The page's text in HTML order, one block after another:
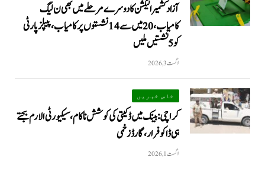
آزاد کشمیر الیکشن کا دوسرے مرحلے میں بھی ن لیگ
کامیاب، 20 میں سے 14 نشستوں پر کامیاب، پیپلزپارٹی
کو 5 نشستیں ملیں
اگست 3, 2026
خاص خبریں
کراچی: بینک میں ڈکیتی کی کوشش ناکام، سیکیورٹی الارم بجتے
ہی ڈاکو فرار، گارڈ زخمی
اگست 1, 2026